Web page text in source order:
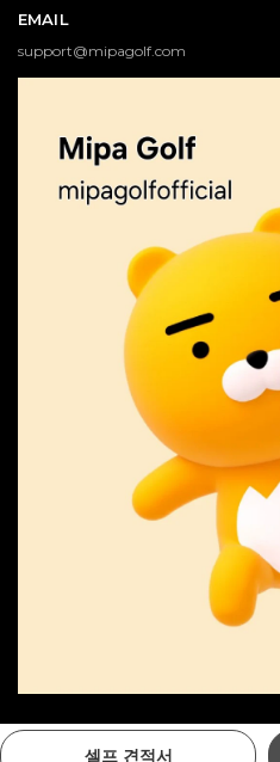
셀프 견적서
EMAIL
support@mipagolf.com
Copyright © MIPA